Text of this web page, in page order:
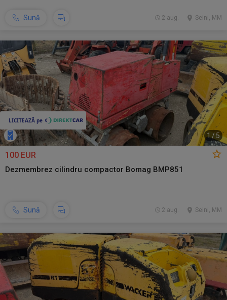
Sună Seini, MM
2 aug.
1 / 5
100 EUR
Dezmembrez cilindru compactor Bomag BMP851
Sună Seini, MM
2 aug.